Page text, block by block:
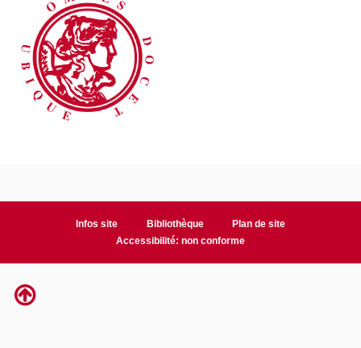
Infos site Bibliothèque
Plan de site
Accessibilité: non conforme